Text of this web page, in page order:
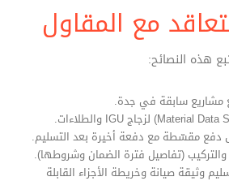
مع المقاول
هذه النصائح:
مشاريع سابقة في جدة.
مقسّطة مع دفعة أخيرة بعد التسليم.
(تفاصيل فترة الضمان وشروطها).
وثيقة صيانة وخريطة الأجزاء القابلة